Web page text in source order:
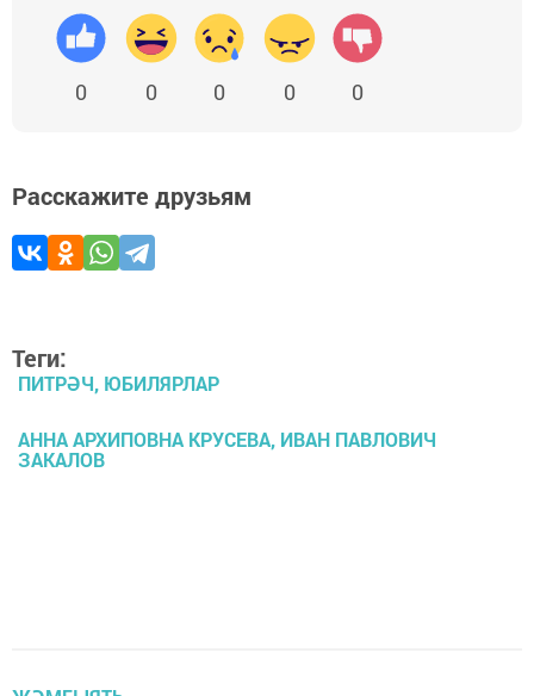
0 0 0 0 0
Расскажите друзьям
Теги:
ПИТРӘЧ, ЮБИЛЯРЛАР
АННА АРХИПОВНА КРУСЕВА, ИВАН ПАВЛОВИЧ
ЗАКАЛОВ